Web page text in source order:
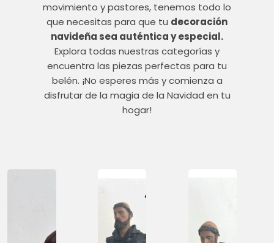
movimiento y pastores, tenemos todo lo
que necesitas para que tu decoración
navideña sea auténtica y especial.
Explora todas nuestras categorías y
encuentra las piezas perfectas para tu
belén. ¡No esperes más y comienza a
disfrutar de la magia de la Navidad en tu
hogar!